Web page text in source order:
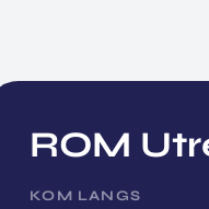
ROM
KOM LANGS